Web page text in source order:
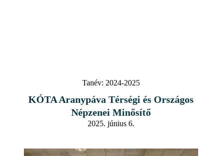
Tanév: 2024-2025
KÓTA Aranypáva Térségi és Országos
Népzenei Minősítő
2025. június 6.